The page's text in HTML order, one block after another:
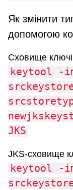
Як змінити
допомогою
Сховище
keytool -
JKS
JKS-сховище
keytool -